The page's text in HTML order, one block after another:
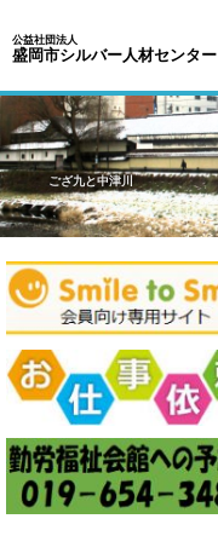
公益社団法人
盛岡市シルバー人材センター
ござ九と中津川